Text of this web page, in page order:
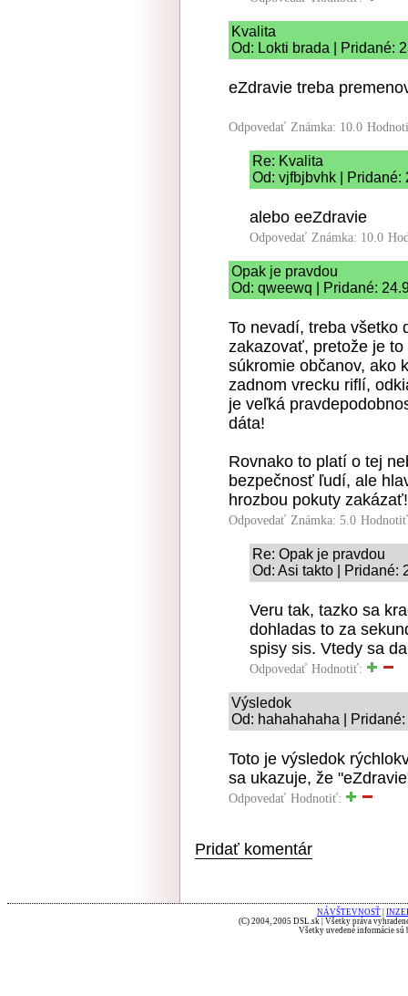
Kvalita
Od: Lokti brada | Pridané:
eZdravie treba
Odpovedať Známka: 10.0
Re: Kvalita
Od: vjfbjbvhk | Pridané:
alebo eeZdravie
Odpovedať Známka: 10.0
Opak je pravdou
Od: qweewq | Pridané:
To nevadí, treba všetko
zakazovať, pretože je
súkromie občanov, ako
zadnom vrecku riflí,
je veľká
dáta!
Rovnako to platí o tej
bezpečnosť ľudí, ale
hrozbou pokuty zakázať!
Odpovedať Známka: 5.0
Re: Opak je pravdou
Od: Asi takto | Pridané:
Veru tak, tazko sa
dohladas to za
spisy sis. Vtedy sa
Odpovedať Hodnotiť:
Výsledok
Od: hahahahaha |
Toto je výsledok
sa ukazuje, že
Odpovedať Hodnotiť:
Pridať komentár
NÁVŠTEVNOSŤ
(C) 2004, 2005 DSL.sk | Všetky práva
Všetky uvedené informácie sú